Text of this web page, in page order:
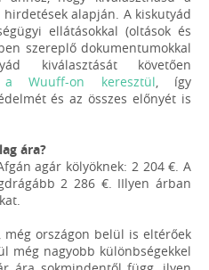
alapján. A kiskutyád
ellátásokkal (oltások és
szereplő dokumentumokkal
kiválasztását követően
a Wuuff-on keresztül, így
és az összes előnyét is
ára?
agár kölyöknek: 2 204 €. A
2 286 €. IIlyen árban
még országon belül is eltérőek
még nagyobb különbségekkel